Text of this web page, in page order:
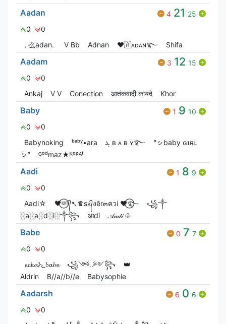
Aadan 4 21 25
0
0
, 么adan.
V Bㅤb Adnan ❤🇦ᴀᴅᴀɴ࿐ Shifa
Aadam 3 12 15
0
0
Ankaj
V V Conection आतंकवादी कायदे Khor
Baby 1 9 10
0
0
Babyㅤnoㅤking
ᵇᵃᵇʸ•ara ܔ ʙ ᴀ ʙ ʏ࿐
°ㇱbaby ɢɪʀʟ
ㇱ°
ᴳᵒᵈmaz★ᴷᵒᵖᴬᵗ
Aadi 1 8 9
0
0
Aadi☆
🖤⃝ᶦᵅᶬ᭄➷♛sᴋ᭄งēr๓ควi ♥⃝࿐
꧁༒
░a░a░d░i░༒꧂
आdi 𝒜𝒶𝒹𝒾 ♧
Babe 0 7 7
0
0
𝓮𝓬𝓴𝓪𝓱_𝓫𝓪𝓫𝓮
꧁༺..༻꧂
👑
Aldrin
B//a//b//e Babysophie
Aadarsh 6 0 6
0
0